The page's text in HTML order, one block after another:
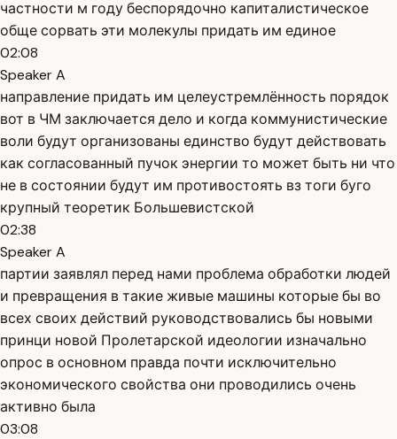
частности м году беспорядочно капиталистическое
обще сорвать эти молекулы придать им единое
02:08
Speaker A
направление придать им целеустремлённость порядок
вот в ЧМ заключается дело и когда коммунистические
воли будут организованы единство будут действовать
как согласованный пучок энергии то может быть ни что
не в состоянии будут им противостоять вз тоги буго
крупный теоретик Большевистской
02:38
Speaker A
партии заявлял перед нами проблема обработки людей
и превращения в такие живые машины которые бы во
всех своих действий руководствовались бы новыми
принци новой Пролетарской идеологии изначально
опрос в основном правда почти исключительно
экономического свойства они проводились очень
активно была
03:08